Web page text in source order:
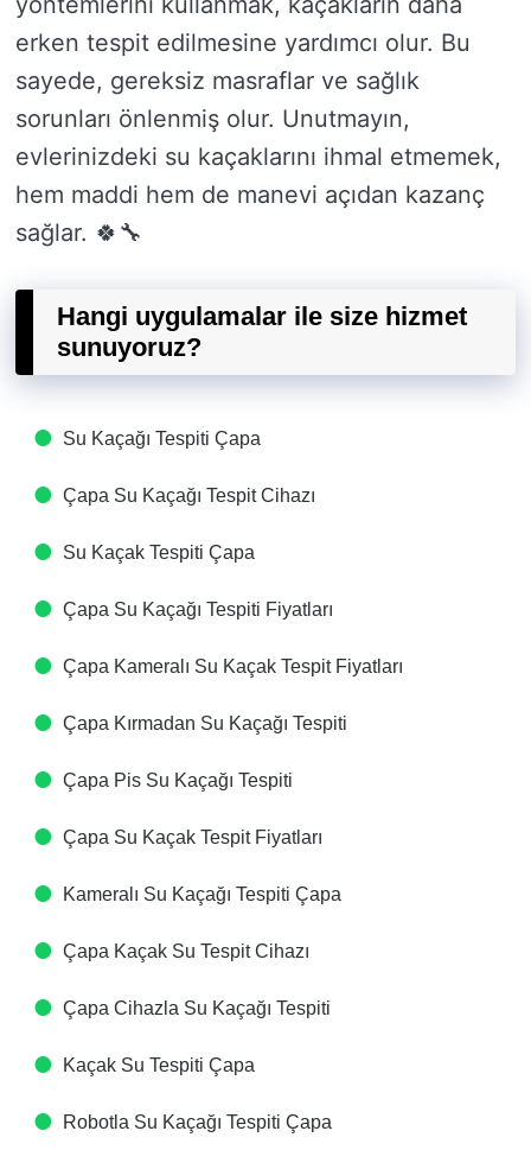
erken tespit edilmesine yardımcı olur. Bu
sayede, gereksiz masraflar ve sağlık
sorunları önlenmiş olur. Unutmayın,
evlerinizdeki su kaçaklarını ihmal etmemek,
hem maddi hem de manevi açıdan kazanç
sağlar. 🍀🔧
Hangi uygulamalar ile size hizmet
sunuyoruz?
Su Kaçağı Tespiti​ Çapa
Çapa Su Kaçağı Tespit Cihazı​
Su Kaçak Tespiti​ Çapa
Çapa Su Kaçağı Tespiti Fiyatları​
Çapa Kameralı Su Kaçak Tespit Fiyatları​
Çapa Kırmadan Su Kaçağı Tespiti​
Çapa Pis Su Kaçağı Tespiti​
Çapa Su Kaçak Tespit Fiyatları​
Kameralı Su Kaçağı Tespiti​ Çapa
Çapa Kaçak Su Tespit Cihazı​
Çapa Cihazla Su Kaçağı Tespiti​
Kaçak Su Tespiti​ Çapa
Robotla Su Kaçağı Tespiti​ Çapa